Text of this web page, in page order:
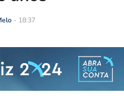
- 18:37